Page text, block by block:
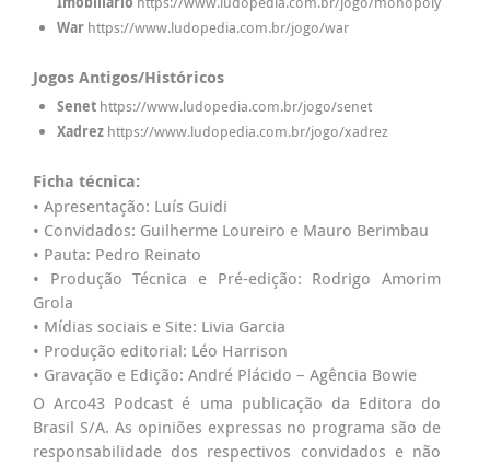
War https://www.ludopedia.com.br/jogo/war
Jogos Antigos/Históricos
Senet https://www.ludopedia.com.br/jogo/senet
Xadrez https://www.ludopedia.com.br/jogo/xadrez
Ficha técnica:
• Apresentação: Luís Guidi
• Convidados: Guilherme Loureiro e Mauro Berimbau
• Pauta: Pedro Reinato
• Produção Técnica e Pré-edição: Rodrigo Amorim
Grola
• Mídias sociais e Site: Livia Garcia
• Produção editorial: Léo Harrison
• Gravação e Edição: André Plácido – Agência Bowie
O Arco43 Podcast é uma publicação da Editora do
Brasil S/A. As opiniões expressas no programa são de
responsabilidade dos respectivos convidados e não